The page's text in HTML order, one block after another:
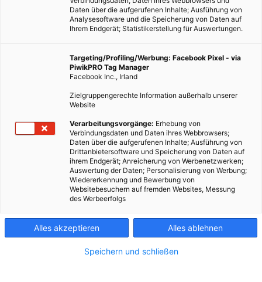
Der Nissan Re-Leaf kann im Notfall Leben retten. Das
Konzeptfahrzeug bringt den Strom nach Katastrophen
dorthin, wo er am dringensten benötigt wird.
Dieser Artikel wurde am 25. Januar 2021 veröffentlicht
Daten über die aufgerufenen Inhalte; Ausführung von
Analysesoftware und die Speicherung von Daten auf
Ihrem Endgerät; Statistikerstellung für Auswertungen.
Targeting/Profiling/Werbung: Facebook Pixel - via
PiwikPRO Tag Manager
Facebook Inc., Irland
Zielgruppengerechte Information außerhalb unserer
Website
Verarbeitungsvorgänge: Erhebung von
Verbindungsdaten und Daten ihres Webbrowsers;
Daten über die aufgerufenen Inhalte; Ausführung von
Drittanbietersoftware und Speicherung von Daten auf
ihrem Endgerät; Anreicherung von Werbenetzwerken;
Auswertung der Daten; Personalisierung von Werbung;
Wiedererkennung und Bewerbung von
Websitebesuchern auf fremden Websites, Messung
des Werbeerfolgs
Alles akzeptieren Alles ablehnen
Speichern und schließen